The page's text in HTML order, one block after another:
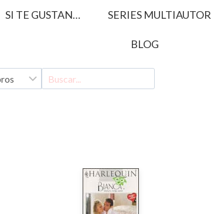
SI TE GUSTAN… SERIES MULTIAUTOR
BLOG